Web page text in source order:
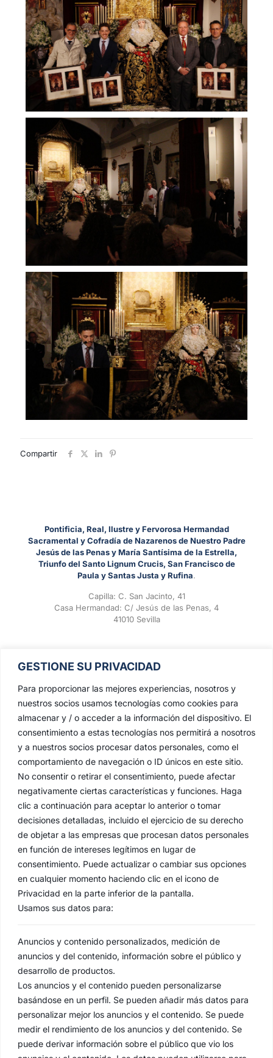
GESTIONE SU PRIVACIDAD
Para proporcionar las mejores experiencias, nosotros y
nuestros socios usamos tecnologías como cookies para
almacenar y / o acceder a la información del dispositivo. El
consentimiento a estas tecnologías nos permitirá a nosotros
y a nuestros socios procesar datos personales, como el
comportamiento de navegación o ID únicos en este sitio.
No consentir o retirar el consentimiento, puede afectar
negativamente ciertas características y funciones. Haga
clic a continuación para aceptar lo anterior o tomar
decisiones detalladas, incluido el ejercicio de su derecho
de objetar a las empresas que procesan datos personales
en función de intereses legítimos en lugar de
consentimiento. Puede actualizar o cambiar sus opciones
en cualquier momento haciendo clic en el icono de
Privacidad en la parte inferior de la pantalla.
Usamos sus datos para:
Anuncios y contenido personalizados, medición de
anuncios y del contenido, información sobre el público y
desarrollo de productos.
Los anuncios y el contenido pueden personalizarse
basándose en un perfil. Se pueden añadir más datos para
personalizar mejor los anuncios y el contenido. Se puede
medir el rendimiento de los anuncios y del contenido. Se
puede derivar información sobre el público que vio los
Compartir
Pontificia, Real, Ilustre y Fervorosa Hermandad
Sacramental y Cofradía de Nazarenos de Nuestro Padre
Jesús de las Penas y María Santísima de la Estrella,
Triunfo del Santo Lignum Crucis, San Francisco de
Paula y Santas Justa y Rufina.
Capilla: C. San Jacinto, 41
Casa Hermandad: C/ Jesús de las Penas, 4
41010 Sevilla